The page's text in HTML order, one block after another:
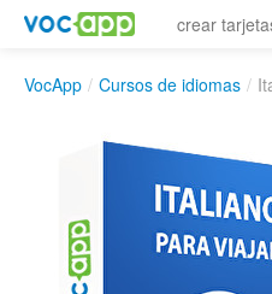
crear
VocApp / Cursos de idiomas /